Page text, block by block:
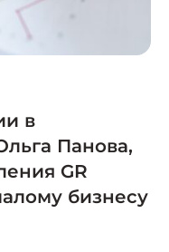
в
Панова,
GR
бизнесу